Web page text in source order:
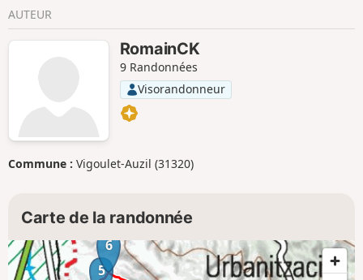
AUTEUR
RomainCK
9 Randonnées
Visorandonneur
Commune : Vigoulet-Auzil (31320)
Carte de la randonnée
5
6